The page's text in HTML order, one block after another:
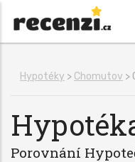
Hypotéky > Chomutov >
Porovnání